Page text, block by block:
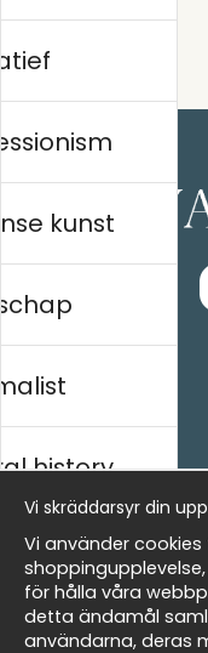
Kontakta oss
- Returer och
- Leverans - enkelt,
Om cookies
Mina favoriter
Nieuwsbrief
kunst
history
Vi skräddarsyr din
Vi använder
för hålla våra
detta ändamål
användarna, deras